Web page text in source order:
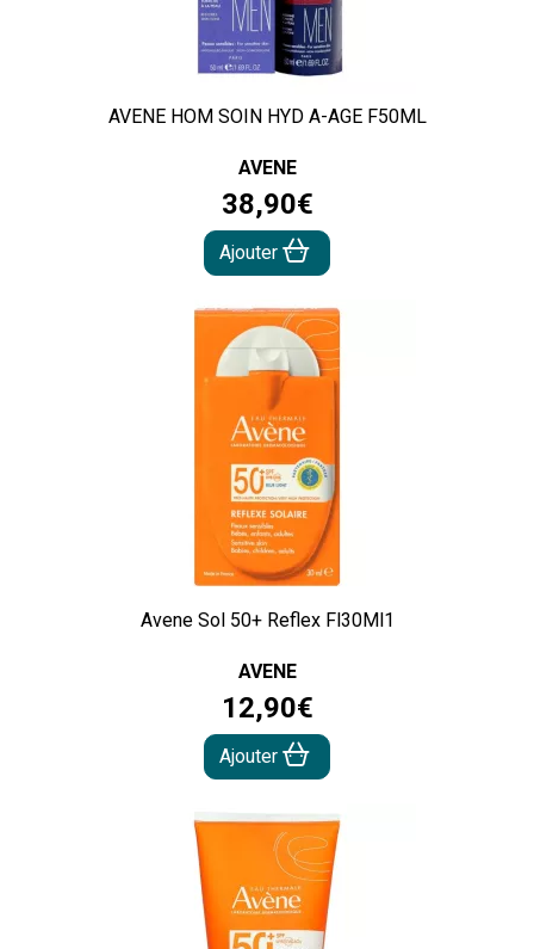
AVENE HOM SOIN HYD A-AGE F50ML
AVENE
38,90€
Ajouter
Avene Sol 50+ Reflex Fl30Ml1
AVENE
12,90€
Ajouter